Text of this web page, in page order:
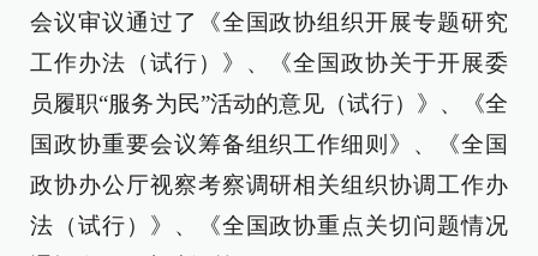
会议审议通过了《全国政协组织开展专题研究
工作办法（试行）》、《全国政协关于开展委
员履职“服务为民”活动的意见（试行）》、《全
国政协重要会议筹备组织工作细则》、《全国
政协办公厅视察考察调研相关组织协调工作办
法（试行）》、《全国政协重点关切问题情况